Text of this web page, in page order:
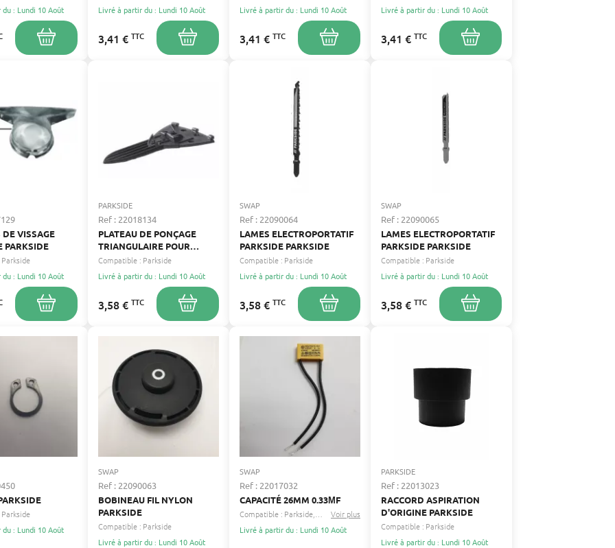
: Lundi 10 Août
Livré à partir du : Lundi 10 Août
3,41 € TTC
Livré à partir du : Lundi 10 Août
3,41 € TTC
Livré à partir du : Lundi 10 Août
3,41 € TTC
VISSAGE
PARKSIDE
Parkside
: Lundi 10 Août
PARKSIDE
Ref : 22018134
PLATEAU DE PONÇAGE
TRIANGULAIRE POUR
PONCEUSE PARKSIDE –
HAUTE QUALITÉ ET
DURABILITÉ
Compatible : Parkside
Livré à partir du : Lundi 10 Août
3,58 € TTC
SWAP
Ref : 22090064
LAMES ELECTROPORTATIF
PARKSIDE PARKSIDE
Compatible : Parkside
Livré à partir du : Lundi 10 Août
3,58 € TTC
SWAP
Ref : 22090065
LAMES ELECTROPORTATIF
PARKSIDE PARKSIDE
Compatible : Parkside
Livré à partir du : Lundi 10 Août
3,58 € TTC
Parkside
: Lundi 10 Août
SWAP
Ref : 22090063
BOBINEAU FIL NYLON
PARKSIDE
Compatible : Parkside
Livré à partir du : Lundi 10 Août
SWAP
Ref : 22017032
CAPACITÉ 26MM 0.33ΜF
Compatible : Parkside Florabest...
Voir plus
Livré à partir du : Lundi 10 Août
PARKSIDE
Ref : 22013023
RACCORD ASPIRATION
D'ORIGINE PARKSIDE
Compatible : Parkside
Livré à partir du : Lundi 10 Août